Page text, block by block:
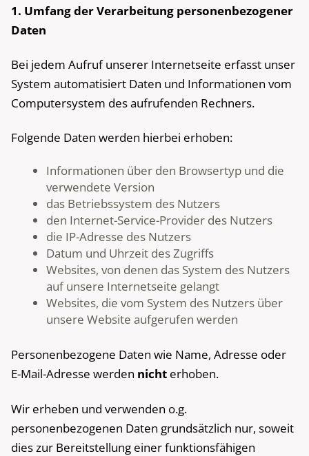
1. Umfang der Verarbeitung personenbezogener
Daten
Bei jedem Aufruf unserer Internetseite erfasst unser
System automatisiert Daten und Informationen vom
Computersystem des aufrufenden Rechners.
Folgende Daten werden hierbei erhoben:
Informationen über den Browsertyp und die
verwendete Version
das Betriebssystem des Nutzers
den Internet-Service-Provider des Nutzers
die IP-Adresse des Nutzers
Datum und Uhrzeit des Zugriffs
Websites, von denen das System des Nutzers
auf unsere Internetseite gelangt
Websites, die vom System des Nutzers über
unsere Website aufgerufen werden
Personenbezogene Daten wie Name, Adresse oder
E-Mail-Adresse werden nicht erhoben.
Wir erheben und verwenden o.g.
personenbezogenen Daten grundsätzlich nur, soweit
dies zur Bereitstellung einer funktionsfähigen